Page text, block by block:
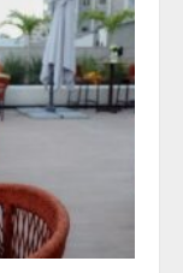
sociais: a
e do
na internet
é tarde!